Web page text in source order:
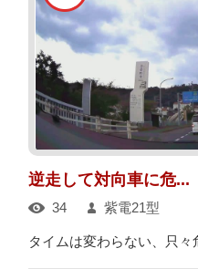
逆走して対向車に危...
34 紫電21型
タイムは変わらない、只々